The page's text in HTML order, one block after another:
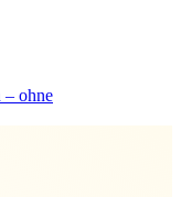
– ohne